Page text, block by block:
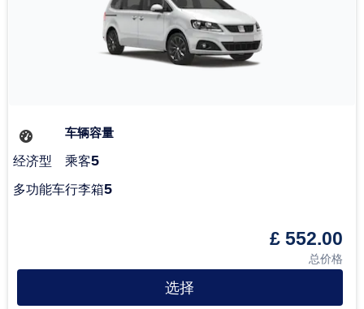
经济型
多功能车
车辆容量
乘客5
行李箱5
£ 552.00
总价格
选择